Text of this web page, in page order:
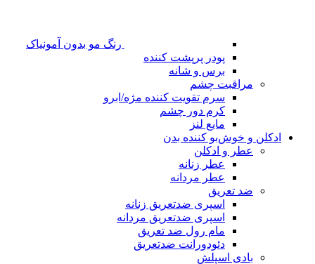
رنگ مو بدون آمونیاک
پودر پرپشت کننده
برس و شانه
مراقبت چشم
سرم تقویت کننده مژه/ابرو
کرم دور چشم
مایع لنز
ادکلن و خوش‌بو کننده بدن
عطر و ادکلن
عطر زنانه
عطر مردانه
ضد تعریق
اسپری ضدتعریق زنانه
اسپری ضدتعریق مردانه
مام رول ضد تعریق
دئودورانت ضدتعریق
بادی اسپلش